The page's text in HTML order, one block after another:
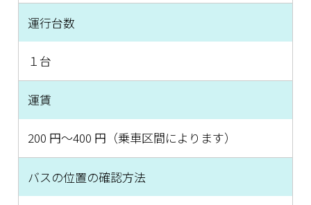
新着情報
イベント
運行台数
１台
運賃
200 円～400 円（乗車区間によります）
バスの位置の確認方法